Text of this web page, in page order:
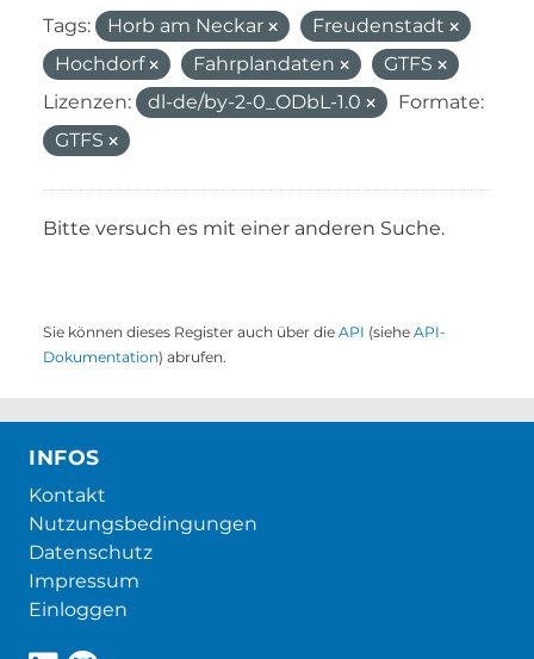
Tags: Horb am Neckar
Freudenstadt
Hochdorf
Fahrplandaten
GTFS
Lizenzen:
dl-de/by-2-0_ODbL-1.0
Formate:
GTFS
Bitte versuch es mit einer anderen Suche.
Sie können dieses Register auch über die API (siehe API-
Dokumentation) abrufen.
INFOS
Kontakt
Nutzungsbedingungen
Datenschutz
Impressum
Einloggen